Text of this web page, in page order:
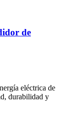
de
eléctrica de
durabilidad y